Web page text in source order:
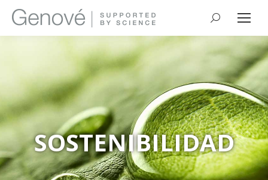
Buscar:
SOSTENIBILIDAD